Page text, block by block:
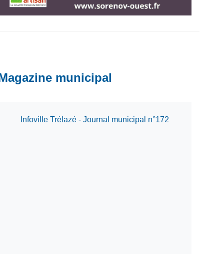
municipal
Infoville Trélazé - Journal municipal n°172